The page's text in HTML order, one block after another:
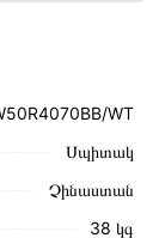
WT
Սպիտակ
Չինաստան
38 կգ